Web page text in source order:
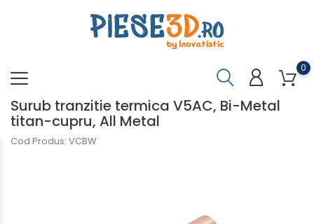
0
Surub tranzitie termica V5AC, Bi-Metal
titan-cupru, All Metal
Cod Produs: VCBW